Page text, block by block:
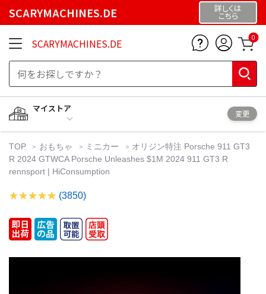
SCARYMACHINES.DE 詳しくは
こちら
SCARYMACHINES.DE 0
マイストア
変更
TOP おもちゃ ミニカー
オリジン特注 Porsche 911 GT3
R 2024 GTWCA Porsche Unleashes $1M 2024 911 GT3 R
rennsport | HiConsumption
(3850)